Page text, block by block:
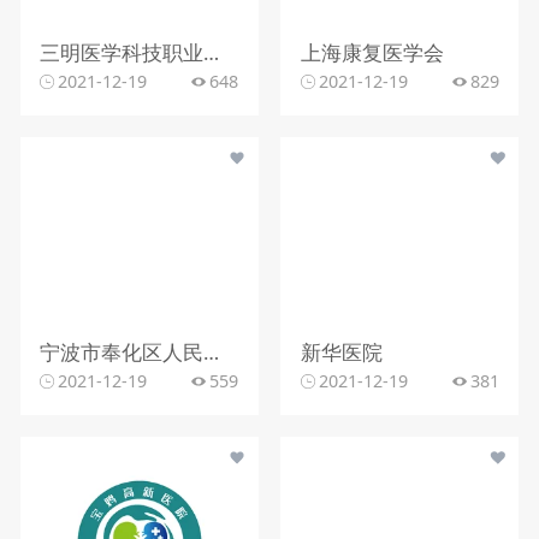
三明医学科技职业学院第十三届运动会
2021-12-19 648
上海康复医学会
2021-12-19 829
宁波市奉化区人民医院
2021-12-19 559
新华医院
2021-12-19 381